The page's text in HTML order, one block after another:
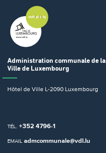
Administration communale de la
Ville de Luxembourg
Hôtel de Ville L-2090 Luxembourg
TÉL. +352 4796-1
EMAIL admcommunale@vdl.lu